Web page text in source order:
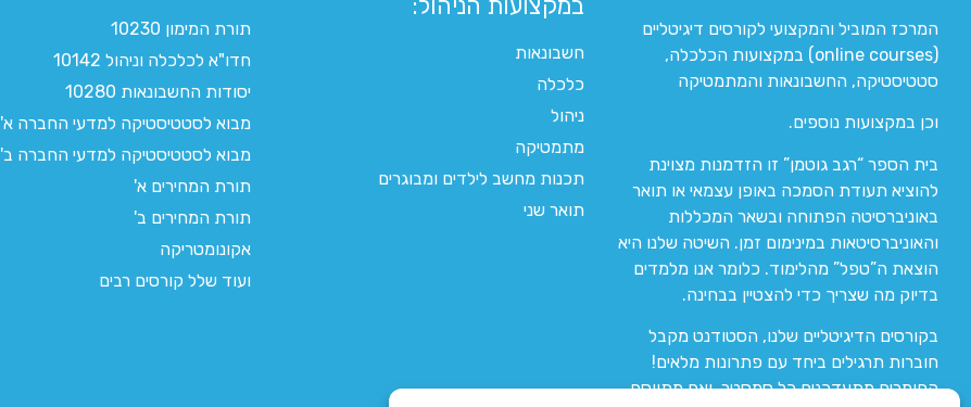
המרכז המוביל והמקצועי לקורסים דיגיטליים
(online courses) במקצועות הכלכלה,
סטטיסטיקה, החשבונאות והמתמטיקה
וכן במקצועות נוספים.
בית הספר “רגב גוטמן” זו הזדמנות מצוינת
להוציא תעודת הסמכה באופן עצמאי או תואר
באוניברסיטה הפתוחה ובשאר המכללות
והאוניברסיטאות במינימום זמן. השיטה שלנו היא
הוצאת ה”טפל” מהלימוד. כלומר אנו מלמדים
בדיוק מה שצריך כדי להצטיין בבחינה.
בקורסים הדיגיטליים שלנו, הסטודנט מקבל
חוברות תרגילים ביחד עם פתרונות מלאים!
החומרים מתעדכנים כל סמסטר, ואם מתווסף
חשבונאות
כלכלה
ניהול
מתמטיקה
תכנות מחשב לילדים ומבוגרים
תואר שני
תורת המימון 10230
חדו"א לכלכלה וניהול 10142
יסודות החשבונאות 10280
מבוא לסטטיסטיקה למדעי החברה א'
מבוא לסטטיסטיקה למדעי החברה ב'
תורת המחירים א'
תורת המחירים ב'
אקונומטריקה
ועוד שלל קורסים רבים